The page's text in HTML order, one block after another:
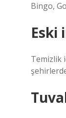
Bingo,
Eski
Temizlik